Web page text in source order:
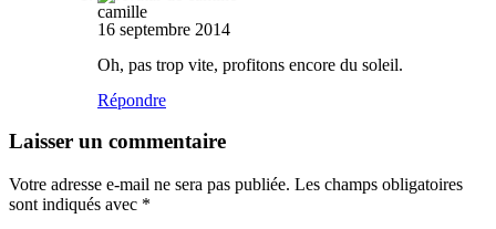
camille
16 septembre 2014
Oh, pas trop vite, profitons encore du soleil.
Répondre
Laisser un commentaire
Votre adresse e-mail ne sera pas publiée. Les champs obligatoires
sont indiqués avec *